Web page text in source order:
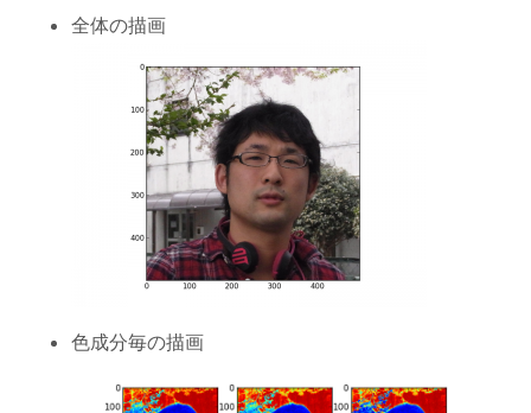
全体の描画
色成分毎の描画